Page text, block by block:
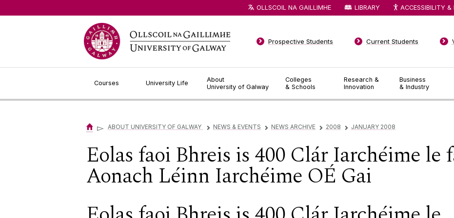
Courses University Life
About
University of Galway
Colleges
& Schools
Research &
Innovation
Business
& Industry
Prospective Students Current Students
OLLSCOIL NA GAILLIMHE LIBRARY ACCESSIBILITY &
▻ ABOUT UNIVERSITY OF GALWAY ▻ NEWS & EVENTS ▻ NEWS ARCHIVE ▻ 2008 ▻ JANUARY 2008
Eolas faoi Bhreis is 400 Clár Iarchéime le
Aonach Léinn Iarchéime OÉ Gai